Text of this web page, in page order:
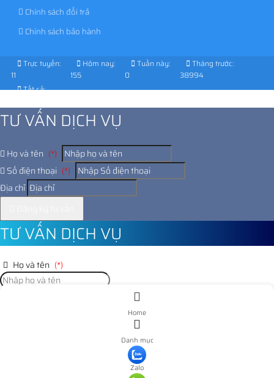
Chính sách đổi trả
Chính sách bảo hành
Trực tuyến:
11
Hôm nay:
155
Tuần này:
0
Tháng trước:
38994
Tất cả:
TƯ VẤN DỊCH VỤ
Họ và tên (*)
Số điện thoại (*)
Địa chỉ
TƯ VẤN DỊCH VỤ
Họ và tên (*)
Home
Danh mục
Zalo